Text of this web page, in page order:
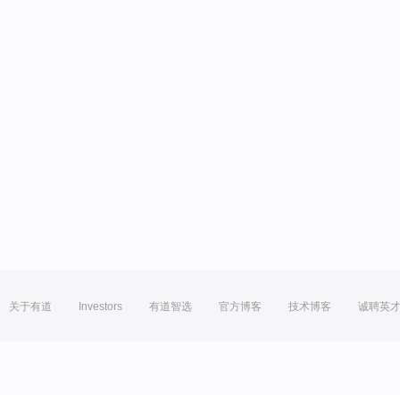
关于有道 Investors 有道智选 官方博客 技术博客 诚聘英才